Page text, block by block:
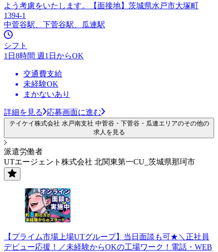
よう考慮をいたします。【面接地】茨城県水戸市大塚町
1394-1
中菅谷駅、下菅谷駅、瓜連駅
シフト
1日8時間 週1日からOK
交通費支給
未経験OK
まかないあり
詳細を見る 応募画面に進む
テイケイ株式会社 水戸南支社 中菅谷・下菅谷・瓜連エリアのその他の
求人を見る
派遣労働者
UTエージェント株式会社 北関東第一CU_茨城県那珂市
【プライム市場上場UTグループ】当日面談も可★＼正社員
デビュー応援！／未経験からOKの工場ワーク！電話・WEB